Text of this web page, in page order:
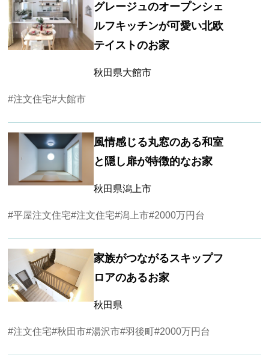
グレージュのオープンシェ
ルフキッチンが可愛い北欧
テイストのお家
秋田県大館市
#注文住宅#大館市
風情感じる丸窓のある和室
と隠し扉が特徴的なお家
秋田県潟上市
#平屋注文住宅#注文住宅#潟上市#2000万円台
家族がつながるスキップフ
ロアのあるお家
秋田県
#注文住宅#秋田市#湯沢市#羽後町#2000万円台